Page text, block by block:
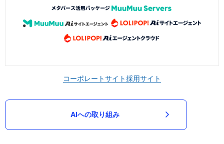
コーポレートサイト採用サイト
AIへの取り組み